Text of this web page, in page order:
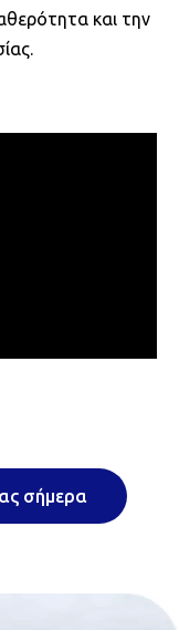
και την
σήμερα